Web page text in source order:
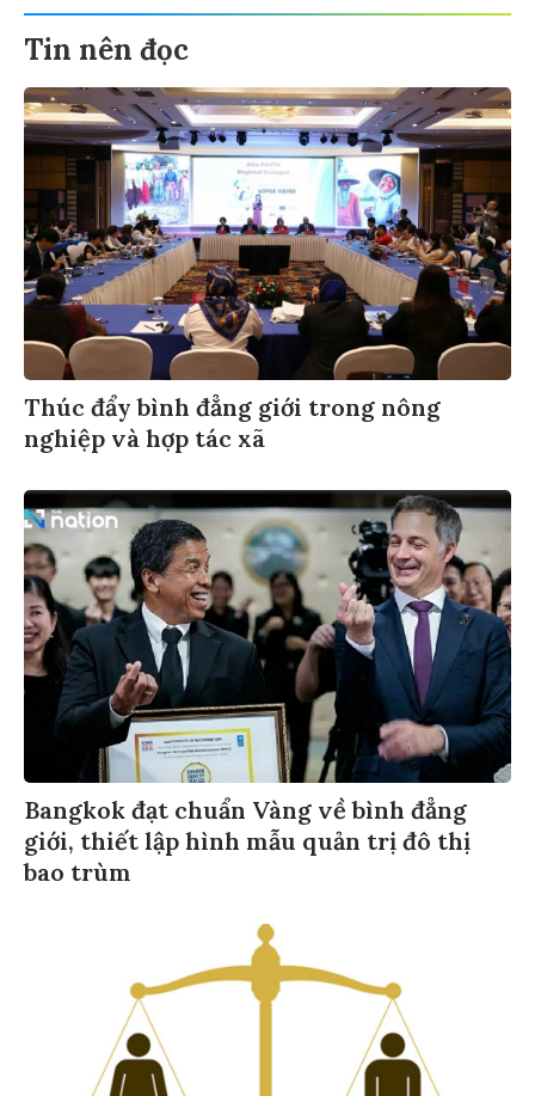
Tin nên đọc
Thúc đẩy bình đẳng giới trong nông
nghiệp và hợp tác xã
Bangkok đạt chuẩn Vàng về bình đẳng
giới, thiết lập hình mẫu quản trị đô thị
bao trùm